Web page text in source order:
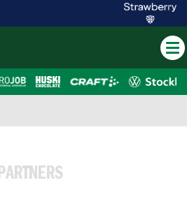
PARTNERS